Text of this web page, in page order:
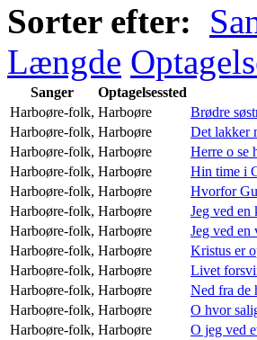
Sorter efter:
Længde
Sanger Optagelsessted
Harboøre-folk, Harboøre
Brødre
Harboøre-folk, Harboøre
Det lakker
Harboøre-folk, Harboøre
Herre o se
Harboøre-folk, Harboøre
Hin time i
Harboøre-folk, Harboøre
Hvorfor
Harboøre-folk, Harboøre
Jeg ved en
Harboøre-folk, Harboøre
Jeg ved en
Harboøre-folk, Harboøre
Kristus er
Harboøre-folk, Harboøre
Livet
Harboøre-folk, Harboøre
Ned fra de
Harboøre-folk, Harboøre
O hvor
Harboøre-folk, Harboøre
O jeg ved